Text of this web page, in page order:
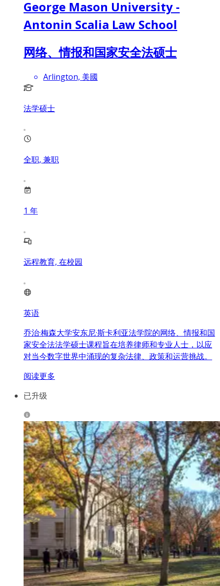
George Mason University -
Antonin Scalia Law School
网络、情报和国家安全法硕士
Arlington, 美國
法学硕士
全职, 兼职
1 年
远程教育, 在校园
英语
乔治·梅森大学安东尼·斯卡利亚法学院的网络、情报和国
家安全法法学硕士课程旨在培养律师和专业人士，以应
对当今数字世界中涌现的复杂法律、政策和运营挑战。
阅读更多
已升级